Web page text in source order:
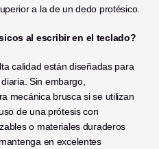
a la de un dedo protésico.
al escribir en el teclado?
calidad están diseñadas para
Sin embargo,
mecánica brusca si se utilizan
de una prótesis con
o materiales duraderos
en excelentes